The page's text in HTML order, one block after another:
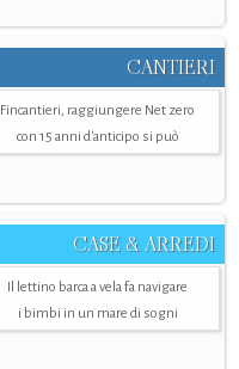
CANTIERI
Fincantieri, raggiungere Net zero
con 15 anni d'anticipo si può
CASE & ARREDI
Il lettino barca a vela fa navigare
i bimbi in un mare di sogni